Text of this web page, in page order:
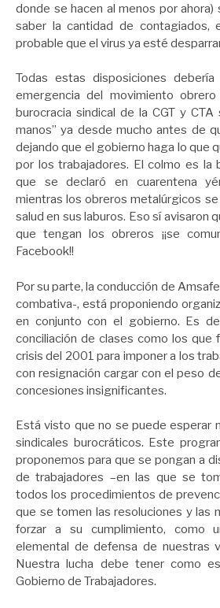
donde se hacen al menos por ahora)
saber la cantidad de contagiados,
probable que el virus ya esté
Todas estas disposiciones
emergencia del movimiento
burocracia sindical de la CGT y CTA
manos” ya desde mucho antes de
dejando que el gobierno haga lo que
por los trabajadores. El colmo es la
que se declaró en cuarentena
mientras los obreros metalúrgicos
salud en sus laburos. Eso sí avisaron
que tengan los obreros ¡¡se
Facebook!!
Por su parte, la conducción de
combativa-, está proponiendo
en conjunto con el gobierno. Es
conciliación de clases como los que
crisis del 2001 para imponer a los
con resignación cargar con el peso
concesiones insignificantes.
Está visto que no se puede esperar
sindicales burocráticos. Este
proponemos para que se pongan a
de trabajadores –en las que se
todos los procedimientos de
que se tomen las resoluciones y las
forzar a su cumplimiento, como
elemental de defensa de nuestras
Nuestra lucha debe tener como
Gobierno de Trabajadores.